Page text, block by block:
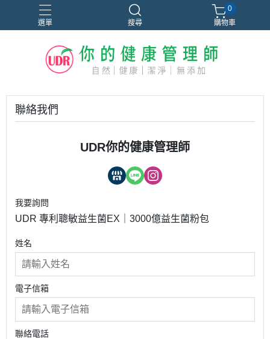
選單 搜尋
0
購物車
聯絡我們
UDR你的健康管理師
我要詢問
UDR 專利聰敏益生菌EX｜3000億益生菌粉包
姓名
電子信箱
聯絡電話